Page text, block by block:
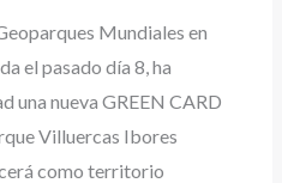
Mundiales en
el pasado día 8, ha
una nueva GREEN CARD
Villuercas Ibores
como territorio